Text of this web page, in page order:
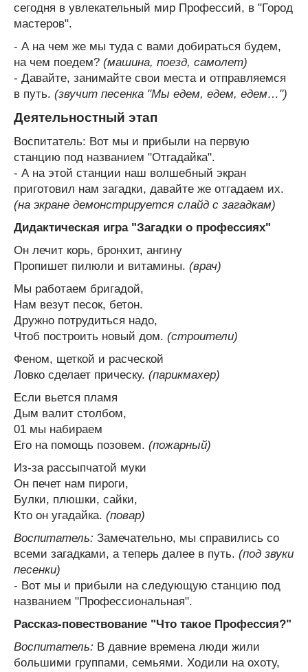
сегодня в увлекательный мир Профессий, в "Город
мастеров".
- А на чем же мы туда с вами добираться будем,
на чем поедем? (машина, поезд, самолет)
- Давайте, занимайте свои места и отправляемся
в путь. (звучит песенка "Мы едем, едем, едем…")
Деятельностный этап
Воспитатель: Вот мы и прибыли на первую
станцию под названием "Отгадайка".
- А на этой станции наш волшебный экран
приготовил нам загадки, давайте же отгадаем их.
(на экране демонстрируется слайд с загадкам)
Дидактическая игра "Загадки о профессиях"
Он лечит корь, бронхит, ангину
Пропишет пилюли и витамины. (врач)
Мы работаем бригадой,
Нам везут песок, бетон.
Дружно потрудиться надо,
Чтоб построить новый дом. (строители)
Феном, щеткой и расческой
Ловко сделает прическу. (парикмахер)
Если вьется пламя
Дым валит столбом,
01 мы набираем
Его на помощь позовем. (пожарный)
Из-за рассыпчатой муки
Он печет нам пироги,
Булки, плюшки, сайки,
Кто он угадайка. (повар)
Воспитатель: Замечательно, мы справились со
всеми загадками, а теперь далее в путь. (под звуки
песенки)
- Вот мы и прибыли на следующую станцию под
названием "Профессиональная".
Рассказ-повествование "Что такое Профессия?"
Воспитатель: В давние времена люди жили
большими группами, семьями. Ходили на охоту,